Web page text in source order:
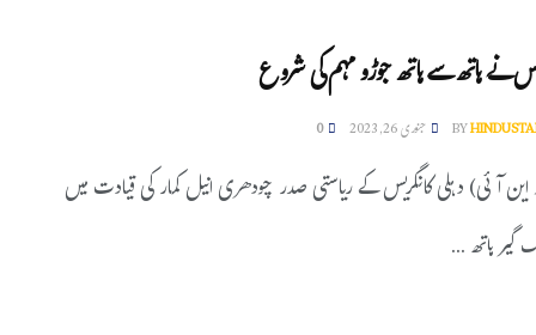
نے ہاتھ سے ہاتھ جوڑو مہم کی شروع
BY جنوری 26, 2023 0
این آئی) دہلی کانگریس کے ریاستی صدر چودھری انیل کمار کی قیادت میں
ہاتھ ...